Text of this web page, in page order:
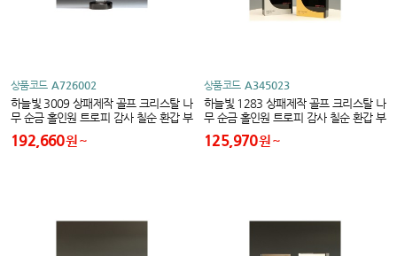
상품코드 A726002
하늘빛 3009 상패제작 골프 크리스탈 나
무 순금 홀인원 트로피 감사 칠순 환갑 부
모님 퇴직 공로 이글 싱글 대회우승 기념
문진 고급
192,660원
상품코드 A345023
하늘빛 1283 상패제작 골프 크리스탈 나
무 순금 홀인원 트로피 감사 칠순 환갑 부
모님 퇴직 공로 이글 싱글 대회우승 기념
고급
125,970원